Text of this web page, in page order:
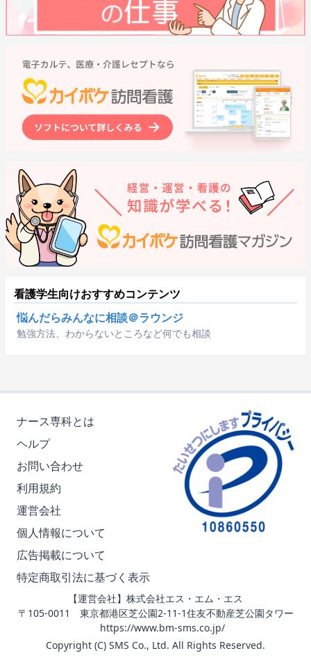
看護学生向けおすすめコンテンツ
悩んだらみんなに相談＠ラウンジ
勉強方法、わからないところなど何でも相談
ナース専科とは
ヘルプ
お問い合わせ
利用規約
運営会社
個人情報について
広告掲載について
特定商取引法に基づく表示
【運営会社】株式会社エス・エム・エス
〒105-0011 東京都港区芝公園2-11-1住友不動産芝公園タワー
https://www.bm-sms.co.jp/
Copyright (C) SMS Co., Ltd. All Rights Reserved.